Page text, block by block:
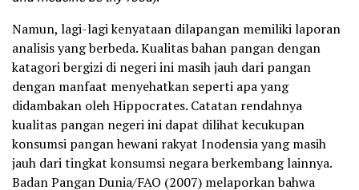
Namun, lagi-lagi kenyataan dilapangan memiliki laporan
analisis yang berbeda. Kualitas bahan pangan dengan
katagori bergizi di negeri ini masih jauh dari pangan
dengan manfaat menyehatkan seperti apa yang
didambakan oleh Hippocrates. Catatan rendahnya
kualitas pangan negeri ini dapat dilihat kecukupan
konsumsi pangan hewani rakyat Inodensia yang masih
jauh dari tingkat konsumsi negara berkembang lainnya.
Badan Pangan Dunia/FAO (2007) melaporkan bahwa